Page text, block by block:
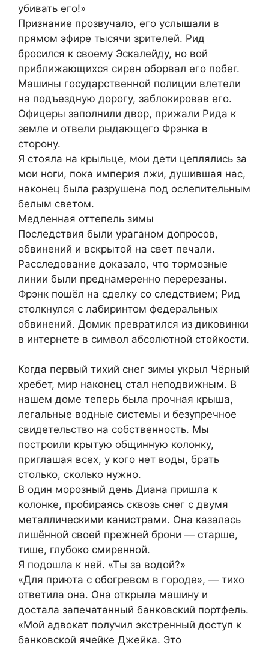
убивать его!»
Признание прозвучало, его услышали в
прямом эфире тысячи зрителей. Рид
бросился к своему Эскалейду, но вой
приближающихся сирен оборвал его побег.
Машины государственной полиции влетели
на подъездную дорогу, заблокировав его.
Офицеры заполнили двор, прижали Рида к
земле и отвели рыдающего Фрэнка в
сторону.
Я стояла на крыльце, мои дети цеплялись за
мои ноги, пока империя лжи, душившая нас,
наконец была разрушена под ослепительным
белым светом.
Медленная оттепель зимы
Последствия были ураганом допросов,
обвинений и вскрытой на свет печали.
Расследование доказало, что тормозные
линии были преднамеренно перерезаны.
Фрэнк пошёл на сделку со следствием; Рид
столкнулся с лабиринтом федеральных
обвинений. Домик превратился из диковинки
в интернете в символ абсолютной стойкости.
Когда первый тихий снег зимы укрыл Чёрный
хребет, мир наконец стал неподвижным. В
нашем доме теперь была прочная крыша,
легальные водные системы и безупречное
свидетельство на собственность. Мы
построили крытую общинную колонку,
приглашая всех, у кого нет воды, брать
столько, сколько нужно.
В один морозный день Диана пришла к
колонке, пробираясь сквозь снег с двумя
металлическими канистрами. Она казалась
лишённой своей прежней брони — старше,
тише, глубоко смиренной.
Я подошла к ней. «Ты за водой?»
«Для приюта с обогревом в городе», — тихо
ответила она. Она открыла машину и
достала запечатанный банковский портфель.
«Мой адвокат получил экстренный доступ к
банковской ячейке Джейка. Это